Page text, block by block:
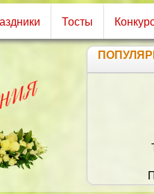
Тосты